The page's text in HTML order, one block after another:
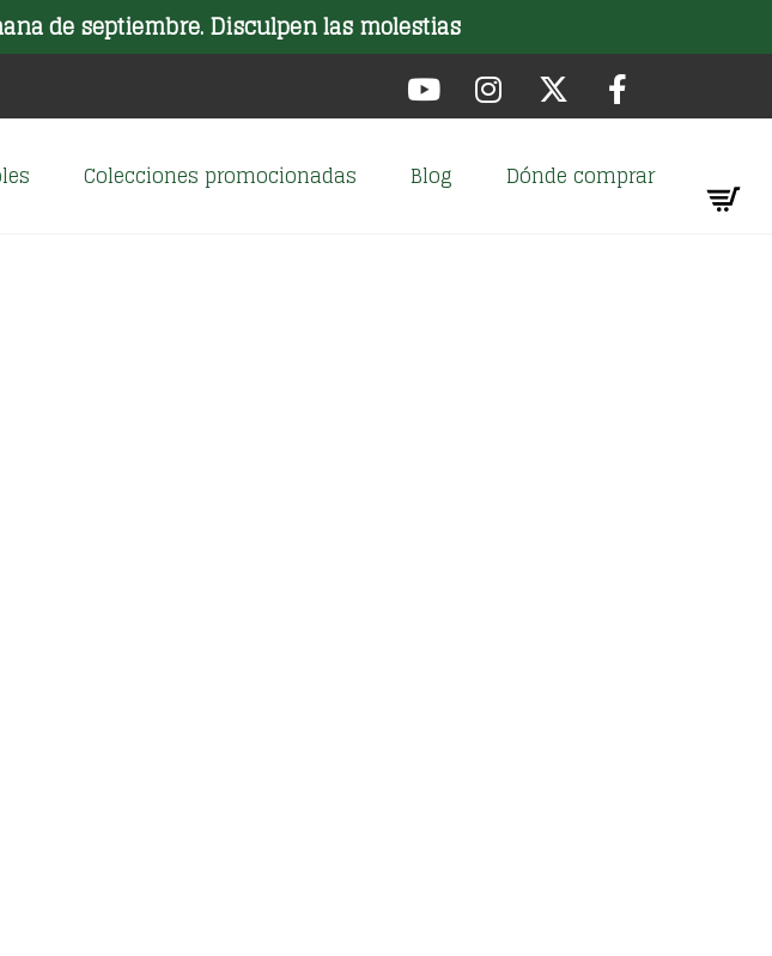
de septiembre. Disculpen las molestias
Colecciones promocionadas Blog Dónde comprar